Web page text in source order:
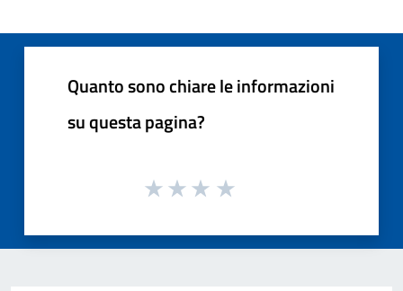
Quanto sono chiare le informazioni
su questa pagina?